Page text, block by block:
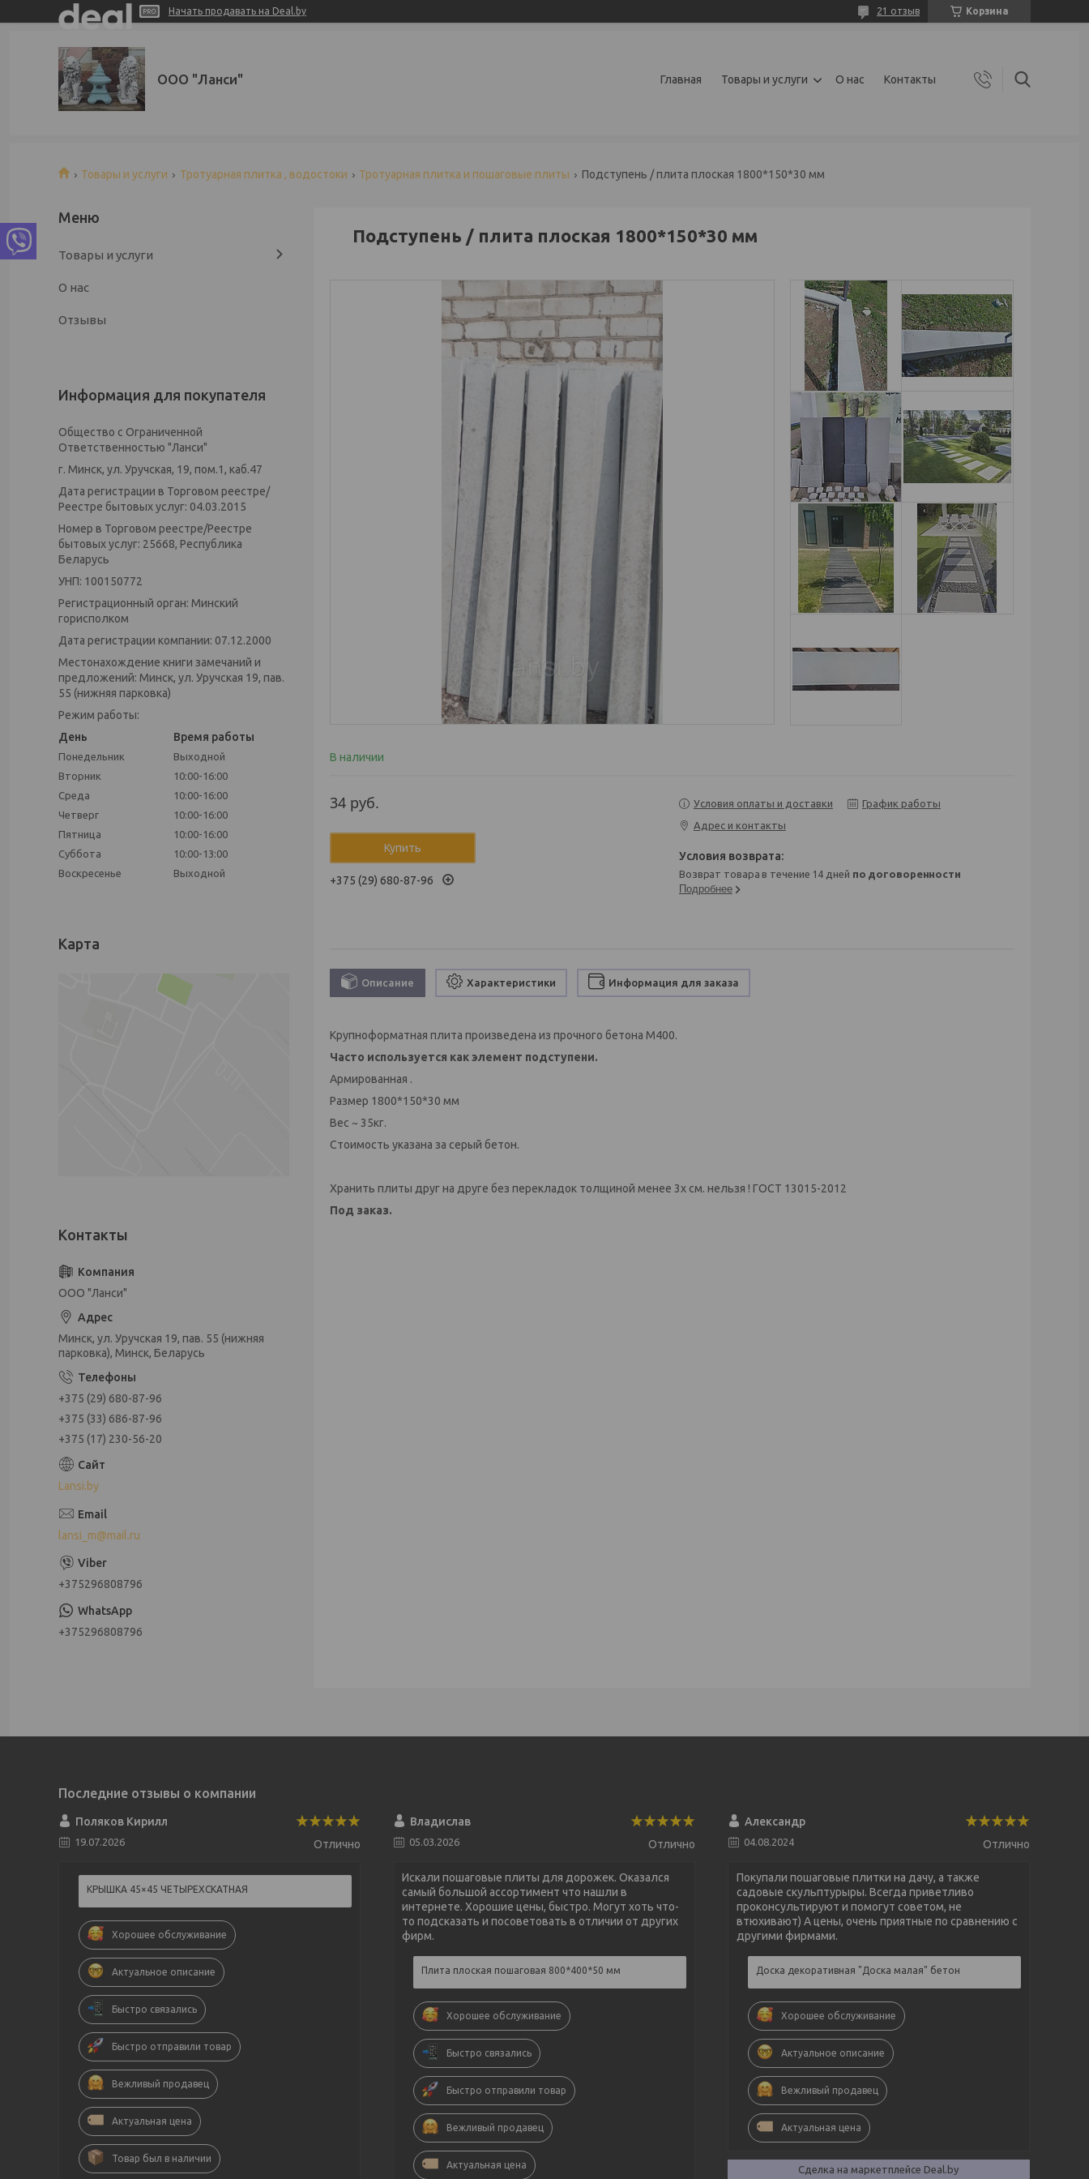
Начать продавать на Deal.by Корзина
21 отзыв
ООО "Ланси" Главная Товары и услуги О нас Контакты
Товары и услуги Тротуарная плитка , водостоки Тротуарная плитка и пошаговые плиты Подступень / плита плоская 1800*150*30 мм
Подступень / плита плоская 1800*150*30 мм
В наличии
34 руб.
Купить
+375 (29) 680-87-96
Условия оплаты и доставки
График работы
Адрес и контакты
возврат товара в течение 14 дней по договоренности
Подробнее
Описание Характеристики Информация для заказа
Крупноформатная плита произведена из прочного бетона М400.
Часто используется как элемент подступени.
Армированная .
Размер 1800*150*30 мм
Вес ~ 35кг.
Стоимость указана за серый бетон.
Хранить плиты друг на друге без перекладок толщиной менее 3х см. нельзя ! ГОСТ 13015-2012
Под заказ.
Товары и услуги
О нас
Отзывы
Информация для покупателя
Общество с Ограниченной
Ответственностью "Ланси"
г. Минск, ул. Уручская, 19, пом.1, каб.47
Дата регистрации в Торговом реестре/
Реестре бытовых услуг: 04.03.2015
Номер в Торговом реестре/Реестре
бытовых услуг: 25668, Республика
Беларусь
УНП: 100150772
Регистрационный орган: Минский
горисполком
Дата регистрации компании: 07.12.2000
Местонахождение книги замечаний и
предложений: Минск, ул. Уручская 19, пав.
55 (нижняя парковка)
Режим работы:
День
Время работы
Понедельник
Выходной
Вторник
10:00-16:00
Среда
10:00-16:00
Четверг
10:00-16:00
Пятница
10:00-16:00
Суббота
10:00-13:00
Воскресенье
Выходной
Карта
ООО "Ланси"
Минск, ул. Уручская 19, пав. 55 (нижняя
парковка), Минск, Беларусь
+375 (29) 680-87-96
+375 (33) 686-87-96
+375 (17) 230-56-20
Lansi.by
lansi_m@mail.ru
+375296808796
+375296808796
Поляков Кирилл
19.07.2026 Отлично
КРЫШКА 45×45 ЧЕТЫРЕХСКАТНАЯ
Хорошее обслуживание
Актуальное описание
Быстро связались
Быстро отправили товар
Вежливый продавец
Актуальная цена
Товар был в наличии
Владислав
05.03.2026 Отлично
Искали пошаговые плиты для дорожек. Оказался
самый большой ассортимент что нашли в
интернете. Хорошие цены, быстро. Могут хоть что-
то подсказать и посоветовать в отличии от других
фирм.
Плита плоская пошаговая 800*400*50 мм
Хорошее обслуживание
Быстро связались
Быстро отправили товар
Вежливый продавец
Актуальная цена
Александр
04.08.2024 Отлично
Покупали пошаговые плитки на дачу, а также
садовые скульптурыры. Всегда приветливо
проконсультируют и помогут советом, не
втюхивают) А цены, очень приятные по сравнению с
другими фирмами.
Доска декоративная "Доска малая" бетон
Хорошее обслуживание
Актуальное описание
Вежливый продавец
Актуальная цена
Сделка на маркетплейсе Deal.by